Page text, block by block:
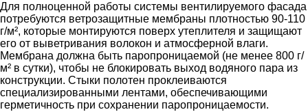
Для полноценной работы системы вентилируемого фасада
потребуются ветрозащитные мембраны плотностью 90-110
г/м², которые монтируются поверх утеплителя и защищают
его от выветривания волокон и атмосферной влаги.
Мембрана должна быть паропроницаемой (не менее 800 г/
м² в сутки), чтобы не блокировать выход водяного пара из
конструкции. Стыки полотен проклеиваются
специализированными лентами, обеспечивающими
герметичность при сохранении паропроницаемости.